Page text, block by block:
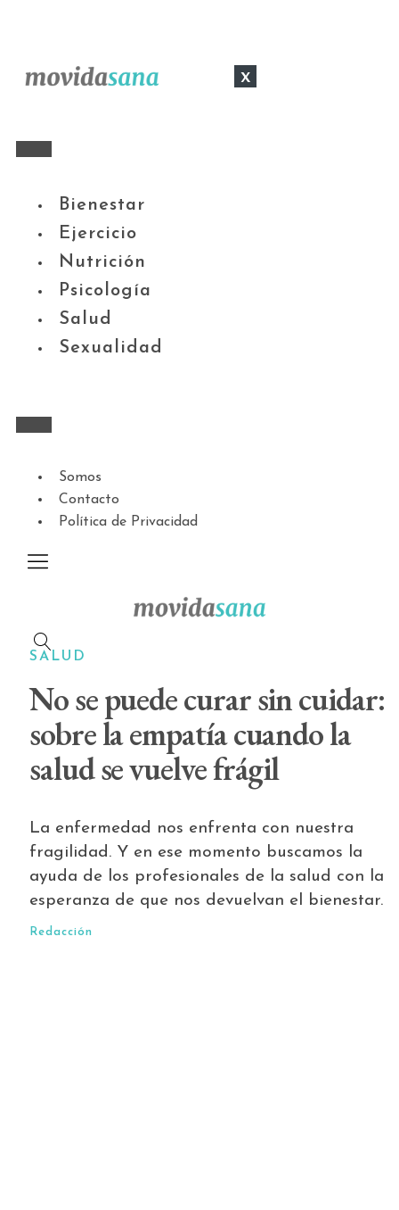
x
Bienestar
Ejercicio
Nutrición
Psicología
Salud
Sexualidad
Somos
Contacto
Política de Privacidad
SALUD
No se puede curar sin cuidar:
sobre la empatía cuando la
salud se vuelve frágil
La enfermedad nos enfrenta con nuestra
fragilidad. Y en ese momento buscamos la
ayuda de los profesionales de la salud con la
esperanza de que nos devuelvan el bienestar.
Redacción